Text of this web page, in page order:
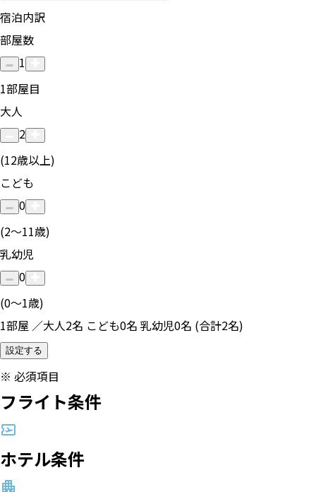
宿泊内訳
部屋数
1
1部屋目
大人
2
(12歳以上)
こども
0
(2〜11歳)
乳幼児
0
(0〜1歳)
1部屋 ／大人2名 こども0名 乳幼児0名 (合計2名)
設定する
※ 必須項目
フライト条件
ホテル条件